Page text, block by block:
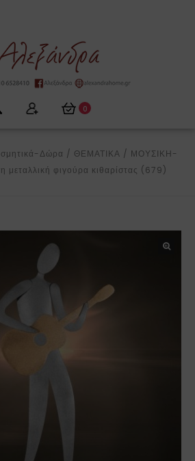
0
Δώρα / ΘΕΜΑΤΙΚΑ / ΜΟΥΣΙΚΗ-
μεταλλική φιγούρα κιθαρίστας (679)